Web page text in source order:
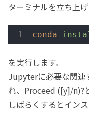
ターミナルを立ち上
conda
を実行します。
Jupyterに必要な関連
れ、Proceed ([y]/n)?
しばらくするとイン